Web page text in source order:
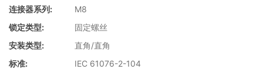
连接器系列:
M8
锁定类型:
固定螺丝
安装类型:
直角/直角
标准:
IEC 61076-2-104